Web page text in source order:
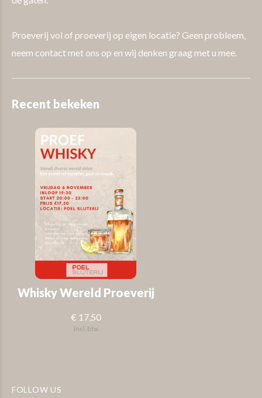
Proeverij vol of proeverij op eigen locatie? Geen probleem,
neem contact met ons op en wij denken graag met u mee.
Recent bekeken
Whisky Wereld Proeverij
€ 17,50
Incl. btw
FOLLOW US